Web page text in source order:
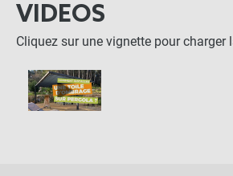
VIDEOS
Cliquez sur une vignette pour charger